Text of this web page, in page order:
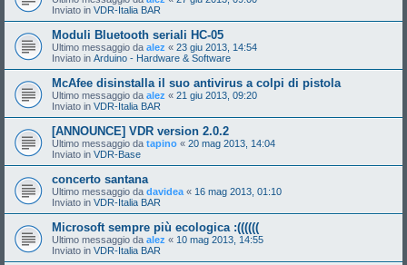
Inviato in VDR-Italia BAR
Moduli Bluetooth seriali HC-05
Ultimo messaggio da alez « 23 giu 2013, 14:54
Inviato in Arduino - Hardware & Software
McAfee disinstalla il suo antivirus a colpi di pistola
Ultimo messaggio da alez « 21 giu 2013, 09:20
Inviato in VDR-Italia BAR
[ANNOUNCE] VDR version 2.0.2
Ultimo messaggio da tapino « 20 mag 2013, 14:04
Inviato in VDR-Base
concerto santana
Ultimo messaggio da davidea « 16 mag 2013, 01:10
Inviato in VDR-Italia BAR
Microsoft sempre più ecologica :((((((
Ultimo messaggio da alez « 10 mag 2013, 14:55
Inviato in VDR-Italia BAR